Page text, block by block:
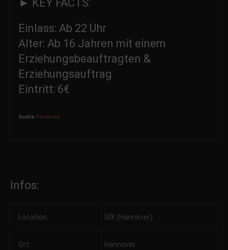
► KEY FACTS:
Einlass: Ab 22 Uhr
Alter: Ab 16 Jahren mit einem
Erziehungsbeauftragten &
Erziehungsauftrag
Eintritt: 6€
Quelle: Facebook
Infos:
Location: SIX (Hannover)
Ort: Hannover